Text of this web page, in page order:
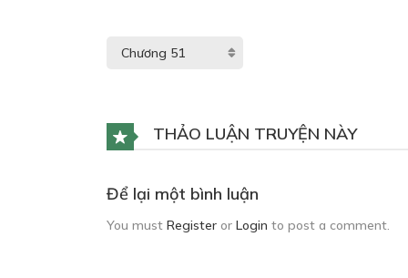
THẢO LUẬN TRUYỆN NÀY
Để lại một bình luận
You must Register or Login to post a comment.